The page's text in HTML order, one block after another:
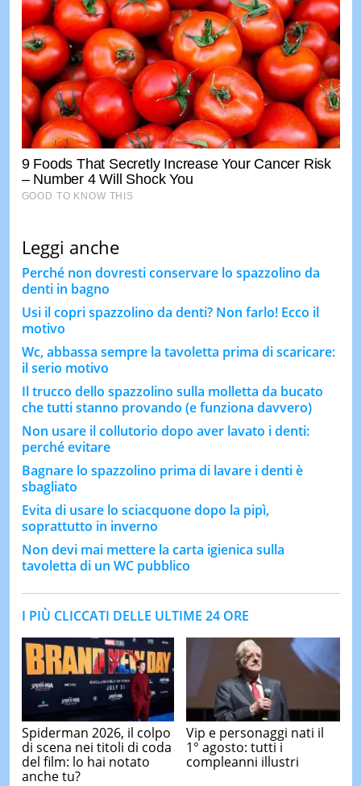
Leggi anche
Perché non dovresti conservare lo spazzolino da
denti in bagno
Usi il copri spazzolino da denti? Non farlo! Ecco il
motivo
Wc, abbassa sempre la tavoletta prima di scaricare:
il serio motivo
Il trucco dello spazzolino sulla molletta da bucato
che tutti stanno provando (e funziona davvero)
Non usare il collutorio dopo aver lavato i denti:
perché evitare
Bagnare lo spazzolino prima di lavare i denti è
sbagliato
Evita di usare lo sciacquone dopo la pipì,
soprattutto in inverno
Non devi mai mettere la carta igienica sulla
tavoletta di un WC pubblico
I PIÙ CLICCATI DELLE ULTIME 24 ORE
Spiderman 2026, il colpo
di scena nei titoli di coda
del film: lo hai notato
anche tu?
Vip e personaggi nati il
1° agosto: tutti i
compleanni illustri